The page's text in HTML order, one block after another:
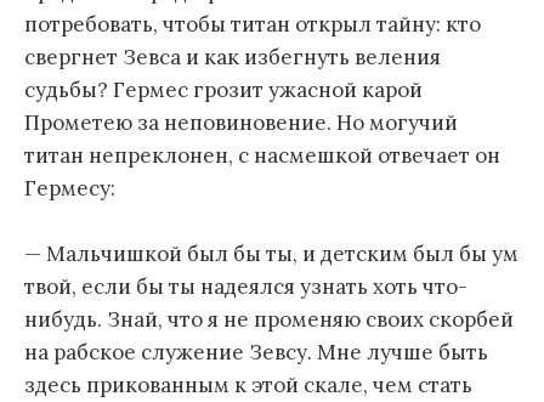
потребовать, чтобы титан открыл тайну: кто
свергнет Зевса и как избегнуть веления
судьбы? Гермес грозит ужасной карой
Прометею за неповиновение. Но могучий
титан непреклонен, с насмешкой отвечает он
Гермесу:
— Мальчишкой был бы ты, и детским был бы ум
твой, если бы ты надеялся узнать хоть что-
нибудь. Знай, что я не променяю своих скорбей
на рабское служение Зевсу. Мне лучше быть
здесь прикованным к этой скале, чем стать